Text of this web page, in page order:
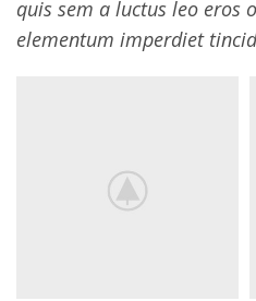
quis sem a luctus leo eros
elementum imperdiet